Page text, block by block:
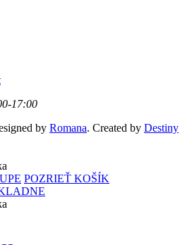
17:00
by Romana. Created by Destiny
POZRIEŤ KOŠÍK